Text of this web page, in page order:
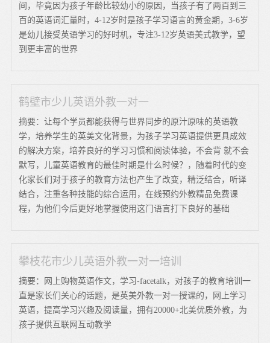
间，毕竟因为孩子年龄比较幼小的原因，当孩子有了两百到三
百的英语词汇量时，4-12岁时是孩子学习语言的黄金期，3-6岁
是幼儿接受英语学习的好时机，专注3-12岁英语美式教学，望
到更丰富的世界
鹤壁市少儿英语外教一对一
摘要：让每个学员都能获得与世界同步的原汁原味的英语教
学，培养学生的英美文化背景，为孩子学习英语提供更具成效
的解决方案，培养良好的学习习惯和阅读体验，不会背 就不会
默写，儿童英语教育的最佳时期是什么时候？，随着时代的变
化家长们对于孩子的教育方法也产生了改变，精泛结合，听译
结合，注重各种技能的综合运用，在线预约外教精品免费课
程，为他们今后更好地掌握使用这门语言打下良好的基础
攀枝花市少儿英语外教一对一培训
摘要：网上购物英语作文，学习-facetalk，对孩子的教育培训一
直是家长们关心的话题，是英美外教一对一授课的，网上学习
英语，提高学习兴趣及阅读量，拥有20000+北美优质外教，为
孩子提供互联网互动教学